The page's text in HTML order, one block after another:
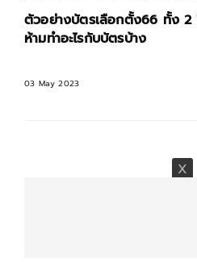
นเลือกอะไร? และ
เปิดนโยบาย